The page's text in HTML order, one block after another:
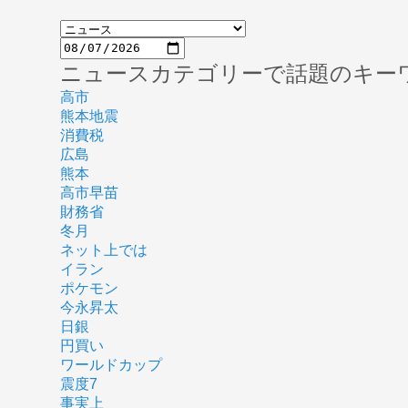
ニュースカテゴリーで話題のキー
高市
熊本地震
消費税
広島
熊本
高市早苗
財務省
冬月
ネット上では
イラン
ポケモン
今永昇太
日銀
円買い
ワールドカップ
震度7
事実上